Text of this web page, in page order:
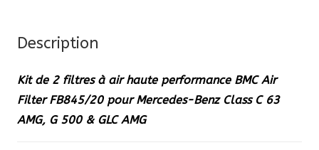
haute
BMC
FB845/20
pour
Description
Kit de 2 filtres à air haute performance BMC Air
Filter FB845/20 pour Mercedes-Benz Class C 63
AMG, G 500 & GLC AMG